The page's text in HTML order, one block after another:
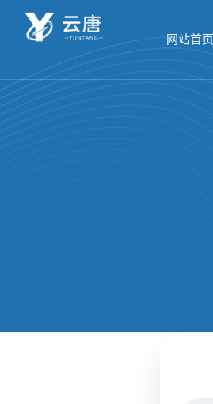
网站首页